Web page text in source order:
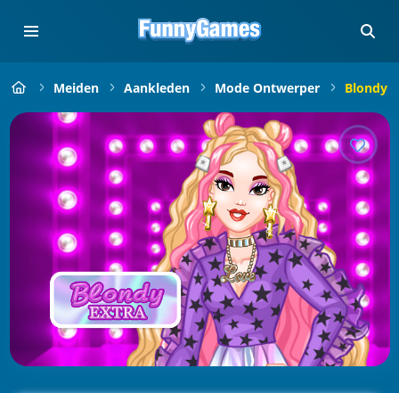
Meiden Aankleden Mode Ontwerper Blondy